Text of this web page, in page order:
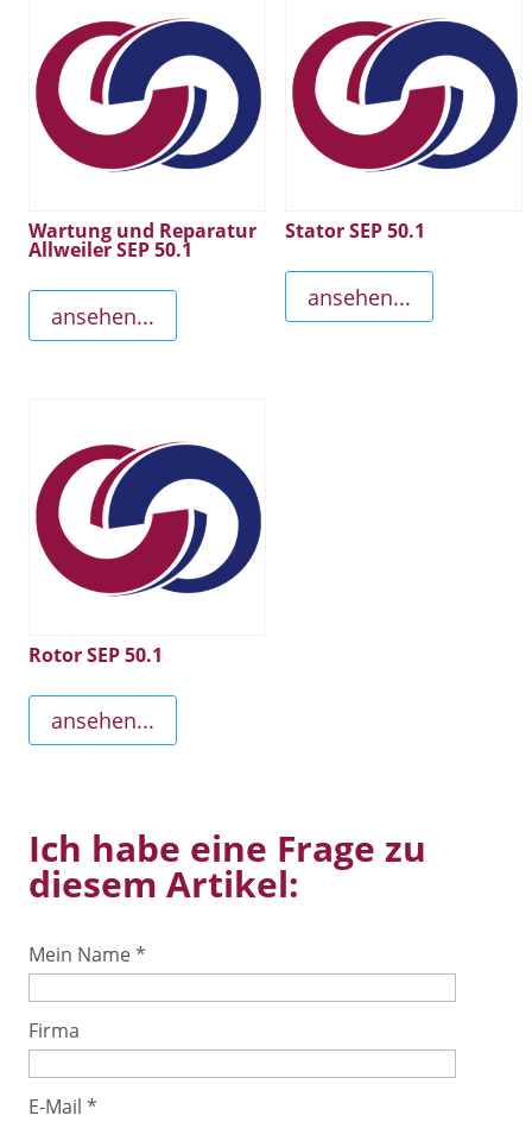
Wartung und Reparatur
Allweiler SEP 50.1
ansehen...
Stator SEP 50.1
ansehen...
Rotor SEP 50.1
ansehen...
Ich habe eine Frage zu
diesem Artikel:
Mein Name*
Firma
E-Mail *